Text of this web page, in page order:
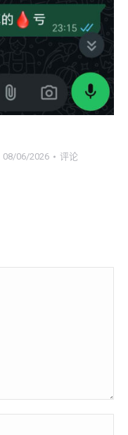
08/06/2026 评论